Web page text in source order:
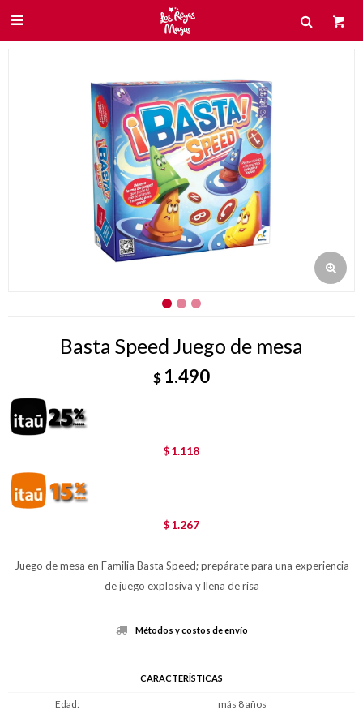

Basta Speed Juego de mesa
$ 1.490
$ 1.118
$ 1.267
Juego de mesa en Familia Basta Speed; prepárate para una experiencia
de juego explosiva y llena de risa
Métodos y costos de envío
CARACTERÍSTICAS
Edad más 8 años